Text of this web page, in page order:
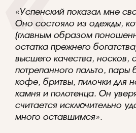
«Успенский показал мне
Оно состояло из одежды,
(главным образом
остатка прежнего
высшего качества, носков,
потрепанного пальто, пары
кофе, бритвы, пилочки для
камня и полотенца. Он
считается исключительно
много оставшимся».